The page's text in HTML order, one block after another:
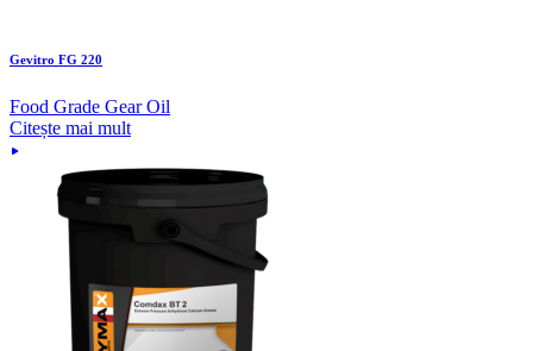
Gevitro FG 220
Food Grade Gear Oil
Citește mai mult